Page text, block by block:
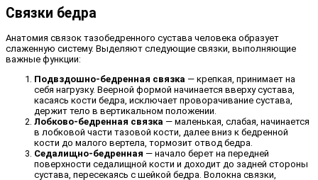
Связки бедра
Анатомия связок тазобедренного сустава человека образует
слаженную систему. Выделяют следующие связки, выполняющие
важные функции:
Подвздошно-бедренная связка — крепкая, принимает на
себя нагрузку. Веерной формой начинается вверху сустава,
касаясь кости бедра, исключает проворачивание сустава,
держит тело в вертикальном положении.
Лобково-бедренная связка — маленькая, слабая, начинается
в лобковой части тазовой кости, далее вниз к бедренной
кости до малого вертела, тормозит отвод бедра.
Седалищно-бедренная — начало берет на передней
поверхности седалищной кости и доходит до задней стороны
сустава, пересекаясь с шейкой бедра. Волокна связки,